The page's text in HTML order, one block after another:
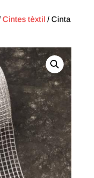
Cintes tèxtil / Cinta